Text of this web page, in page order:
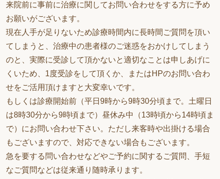
来院前に事前に治療に関してお問い合わせをする方に予め
お願いがございます。
現在人手が足りないため診療時間内に長時間ご質問を頂い
てしまうと、治療中の患者様のご迷惑をおかけしてしまう
のと、実際に受診して頂かないと適切なことは申しあげに
くいため、1度受診をして頂くか、またはHPのお問い合わ
せをご活用頂けますと大変幸いです。
もしくは診療開始前（平日9時から9時30分頃まで。土曜日
は8時30分から9時頃まで）昼休み中（13時頃から14時頃ま
で）にお問い合わせ下さい。ただし来客時や出掛ける場合
もございますので、対応できない場合もございます。
急を要する問い合わせなどやご予約に関するご質問、手短
なご質問などは従来通り随時承ります。